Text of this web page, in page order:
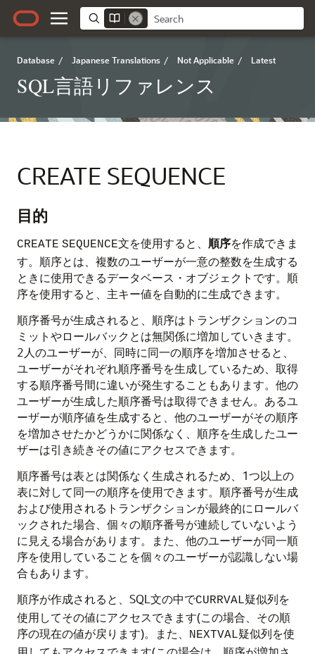
Database / Japanese Translations / Not Applicable / Latest
SQL言語リファレンス
CREATE SEQUENCE
目的
CREATE SEQUENCE文を使用すると、 順序を作成できま
す。順序とは、複数のユーザーが一意の整数を生成する
ときに使用できるデータベース・オブジェクトです。順
序を使用すると、主キー値を自動的に生成できます。
順序番号が生成されると、順序はトランザクションのコ
ミットやロールバックとは無関係に増加していきます。
2人のユーザーが、同時に同一の順序を増加させると、
ユーザーがそれぞれ順序番号を生成しているため、取得
する順序番号間に違いが発生することもあります。他の
ユーザーが生成した順序番号は取得できません。あるユ
ーザーが順序値を生成すると、他のユーザーがその順序
を増加させたかどうかに関係なく、順序を生成したユー
ザーは引き続きその値にアクセスできます。
順序番号は表とは関係なく生成されるため、1つ以上の
表に対して同一の順序を使用できます。順序番号が生成
および使用されるトランザクションが最終的にロールバ
ックされた場合、個々の順序番号が連続していないよう
に見える場合があります。また、他のユーザーが同一順
序を使用していることを個々のユーザーが認識しない場
合もあります。
順序が作成されると、SQL文の中でCURRVAL疑似列を
使用してその値にアクセスできます(この場合、その順
序の現在の値が戻ります)。また、
NEXTVAL疑似列を使